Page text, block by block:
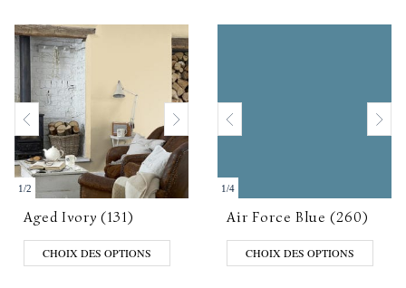
1/2
Aged Ivory (131)
CHOIX DES OPTIONS
1/4
Air Force Blue (260)
CHOIX DES OPTIONS